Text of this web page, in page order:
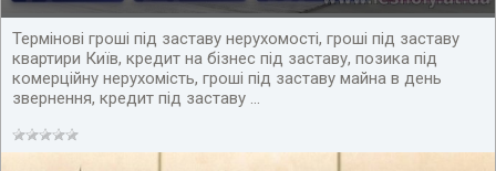
Термінові гроші під заставу нерухомості, гроші під заставу
квартири Київ, кредит на бізнес під заставу, позика під
комерційну нерухомість, гроші під заставу майна в день
звернення, кредит під заставу ...